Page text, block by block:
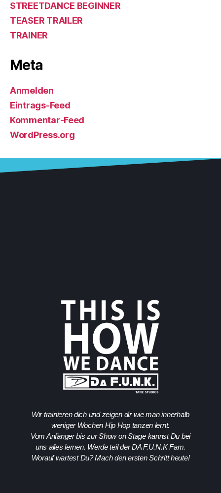
STREETDANCE BEGINNER
TEASER TRAILER
TRAINER
Meta
Anmelden
Eintrags-Feed
Kommentar-Feed
WordPress.org
Wir trainieren dich und zeigen dir wie man innerhalb
weniger Wochen Hip Hop tanzen lernt.
Vom Anfänger bis zur Show on Stage kannst Du bei
uns alles lernen. Werde teil der DA F.U.N.K Fam.
Worauf wartest Du? Mach den ersten Schritt heute!